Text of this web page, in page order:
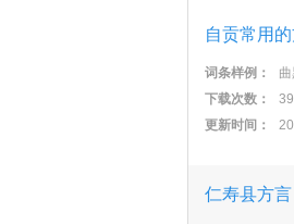
自贡常用
词条样例：
下载次数：
更新时间：
仁寿县方言